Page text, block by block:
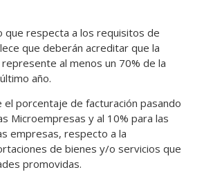
que respecta a los requisitos de
que deberán acreditar que la
al menos un 70% de la
año.
el porcentaje de facturación pasando
Microempresas y al 10% para las
empresas, respecto a la
de bienes y/o servicios que
promovidas.